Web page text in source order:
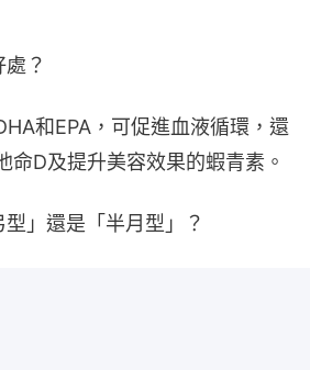
？
和EPA，可促進血液循環，還
命D及提升美容效果的蝦青素。
」還是「半月型」？